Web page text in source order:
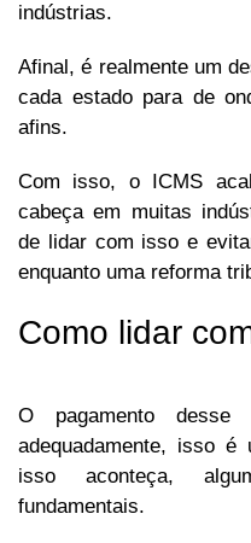
indústrias.
Afinal, é realmente um
cada estado para de
afins.
Com isso, o ICMS
cabeça em muitas
de lidar com isso e
enquanto uma reforma
Como lidar
O pagamento
adequadamente, isso
isso aconteça,
fundamentais.